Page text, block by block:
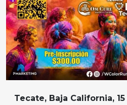
Tecate, Baja California,